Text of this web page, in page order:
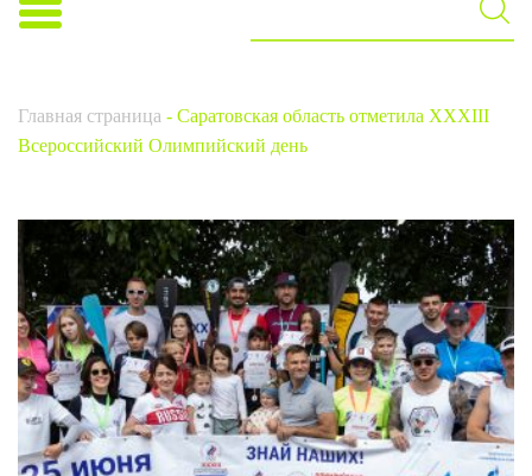
Главная страница - Саратовская область отметила XXXIII
Всероссийский Олимпийский день